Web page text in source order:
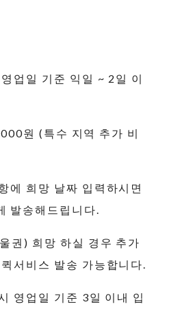
업일 기준 익일 ~ 2일 이
원 (특수 지역 추가 비
에 희망 날짜 입력하시면
발송해드립니다.
권) 희망 하실 경우 추가
서비스 발송 가능합니다.
영업일 기준 3일 이내 입